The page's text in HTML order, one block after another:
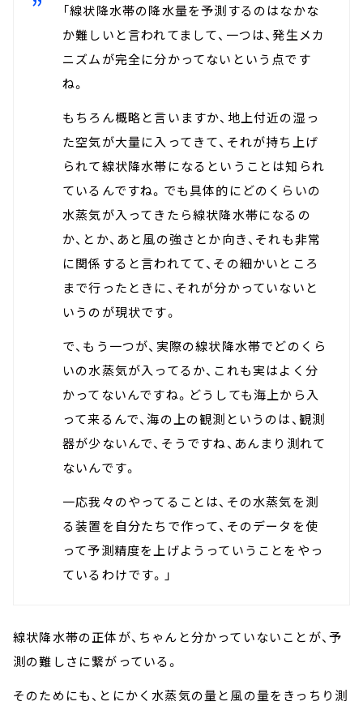
「線状降水帯の降水量を予測するのはなかな
か難しいと言われてまして、一つは、発生メカ
ニズムが完全に分かってないという点です
ね。
もちろん概略と言いますか、地上付近の湿っ
た空気が大量に入ってきて、それが持ち上げ
られて線状降水帯になるということは知られ
ているんですね。でも具体的にどのくらいの
水蒸気が入ってきたら線状降水帯になるの
か、とか、あと風の強さとか向き、それも非常
に関係すると言われてて、その細かいところ
まで行ったときに、それが分かっていないと
いうのが現状です。
で、もう一つが、実際の線状降水帯でどのくら
いの水蒸気が入ってるか、これも実はよく分
かってないんですね。どうしても海上から入
って来るんで、海の上の観測というのは、観測
器が少ないんで、そうですね、あんまり測れて
ないんです。
一応我々のやってることは、その水蒸気を測
る装置を自分たちで作って、そのデータを使
って予測精度を上げようっていうことをやっ
ているわけです。」
線状降水帯の正体が、ちゃんと分かっていないことが、予
測の難しさに繋がっている。
そのためにも、とにかく水蒸気の量と風の量をきっちり測